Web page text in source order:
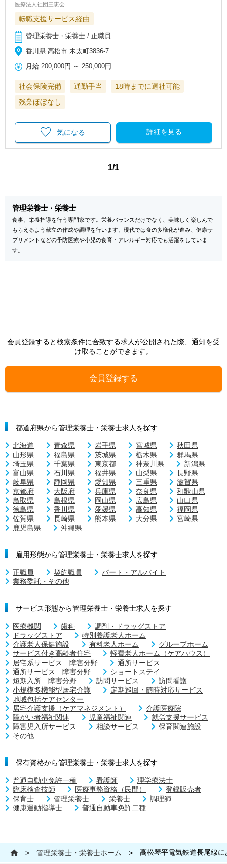
医療法人社団三恵会
転職支援サービス経由
管理栄養士・栄養士 / 正職員
香川県 高松市 木太町3836-7
月給 200,000円 ～ 250,000円
社会保険完備 通勤手当
18時までに退社可能
残業ほぼなし
詳細を見る
気になる
1/1
管理栄養士・栄養士
食事、栄養指導を行う専門家です。栄養バランスだけでなく、美味しく楽しんで
もらえるよう献立の作成や調理を行います。現代では食の多様化が進み、健康サ
プリメントなどの予防医療や小児の食育・アレルギー対応でも活躍をしていま
す。
会員登録すると検索条件に合致する求人が公開された際、通知を受
け取ることができます。
会員登録する
都道府県から管理栄養士・栄養士求人を探す
北海道 青森県 岩手県 宮城県
秋田県
山形県
福島県 茨城県 栃木県
群馬県
埼玉県
千葉県 東京都 神奈川県
新潟県
富山県
石川県 福井県 山梨県
長野県
岐阜県
静岡県 愛知県 三重県
滋賀県
京都府
大阪府 兵庫県 奈良県
和歌山県
鳥取県
島根県 岡山県 広島県
山口県
徳島県
香川県 愛媛県 高知県
福岡県
佐賀県
長崎県 熊本県 大分県
宮崎県
鹿児島県
沖縄県
雇用形態から管理栄養士・栄養士求人を探す
正職員 契約職員
パート・アルバイト
業務委託・その他
サービス形態から管理栄養士・栄養士求人を探す
医療機関 歯科
調剤・ドラッグストア
ドラッグストア
特別養護老人ホーム
介護老人保健施設
有料老人ホーム
グループホーム
サービス付き高齢者住宅
軽費老人ホーム（ケアハウス）
居宅系サービス 障害分野
通所サービス
通所サービス 障害分野
ショートステイ
短期入所 障害分野
訪問サービス
訪問看護
小規模多機能型居宅介護
定期巡回・随時対応サービス
地域包括ケアセンター
居宅介護支援（ケアマネジメント）
介護医療院
障がい者福祉関連
児童福祉関連
就労支援サービス
障害児入所サービス
相談サービス
保育関連施設
その他
保有資格から管理栄養士・栄養士求人を探す
普通自動車免許一種 看護師
理学療法士
臨床検査技師
医療事務資格（民間）
登録販売者
保育士
管理栄養士 栄養士
調理師
健康運動指導士
普通自動車免許二種
> 管理栄養士・栄養士ホーム > 高松琴平電気鉄道長尾線